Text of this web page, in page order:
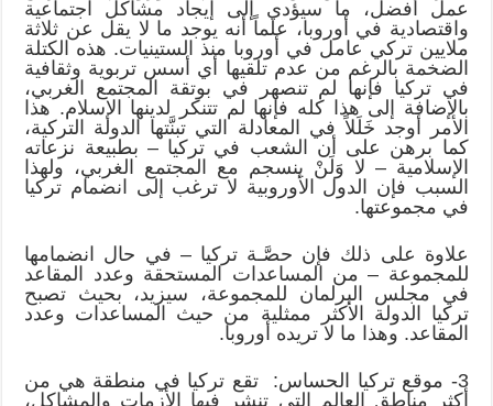
عمل أفضل، ما سيؤدي إلى إيجاد مشاكل اجتماعية
واقتصادية في أوروبا، علماً أنه يوجد ما لا يقل عن ثلاثة
ملايين تركي عامل في أوروبا منذ الستينيات. هذه الكتلة
الضخمة بالرغم من عدم تلقيها أي أسس تربوية وثقافية
في تركيا فإنها لم تنصهر في بوتقة المجتمع الغربي،
بالإضافة إلى هذا كله فإنها لم تتنكر لدينها الإسلام. هذا
الأمر أوجد خَلَلاً في المعادلة التي تبنَّتها الدولة التركية،
كما برهن على أن الشعب في تركيا – بطبيعة نزعاته
الإسلامية – لا وَلَنْ ينسجم مع المجتمع الغربي، ولهذا
السبب فإن الدول الأوروبية لا ترغب إلى انضمام تركيا
في مجموعتها.
علاوة على ذلك فإن حصَّـة تركيا – في حال انضمامها
للمجموعة – من المساعدات المستحقة وعدد المقاعد
في مجلس البرلمان للمجموعة، سيزيد، بحيث تصبح
تركيا الدولة الأكثر ممثلية من حيث المساعدات وعدد
المقاعد. وهذا ما لا تريده أوروبا.
3- موقع تركيا الحساس: تقع تركيا في منطقة هي من
أكثر مناطق العالم التي تنشر فيها الأزمات والمشاكل،